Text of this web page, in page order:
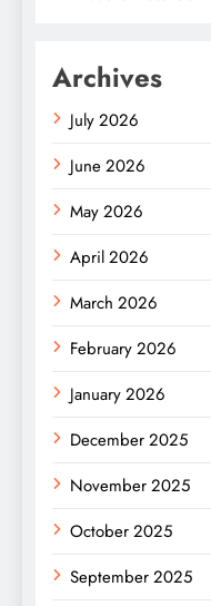
Archives
July 2026
June 2026
May 2026
April 2026
March 2026
February 2026
January 2026
December 2025
November 2025
October 2025
September 2025